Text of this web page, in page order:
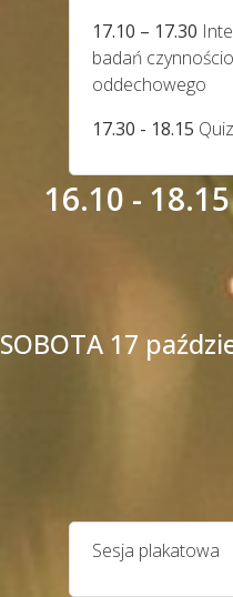
17.10 – 17.30
badań
oddechowego
17.30 - 18.15
16.10 - 18.15
SOBOTA 17
Sesja plakatowa